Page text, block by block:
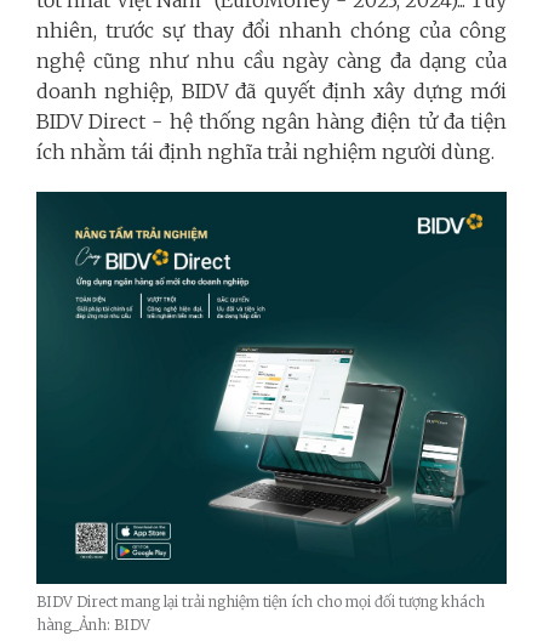
nhiên, trước sự thay đổi nhanh chóng của công
nghệ cũng như nhu cầu ngày càng đa dạng của
doanh nghiệp, BIDV đã quyết định xây dựng mới
BIDV Direct - hệ thống ngân hàng điện tử đa tiện
ích nhằm tái định nghĩa trải nghiệm người dùng.
BIDV Direct mang lại trải nghiệm tiện ích cho mọi đối tượng khách
hàng_Ảnh: BIDV